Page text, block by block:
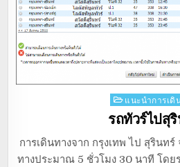
Posted
in
แนะนำการเดิ
รถทัวร์ไปสุ
การเดินทางจาก กรุงเทพ ไป สุรินทร์
ทางประมาณ 5 ชั่วโมง 30 นาที โด